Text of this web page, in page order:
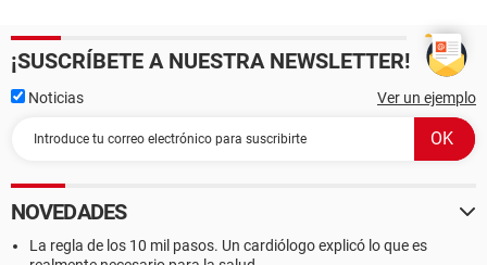
¡SUSCRÍBETE A NUESTRA NEWSLETTER!
Noticias Ver un ejemplo
NOVEDADES
La regla de los 10 mil pasos. Un cardiólogo explicó lo que es